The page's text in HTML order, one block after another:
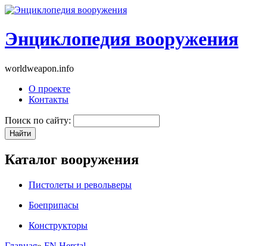
Энциклопедия вооружения
worldweapon.info
О проекте
Контакты
Поиск по сайту:
Каталог вооружения
Пистолеты и револьверы
Боеприпасы
Конструкторы